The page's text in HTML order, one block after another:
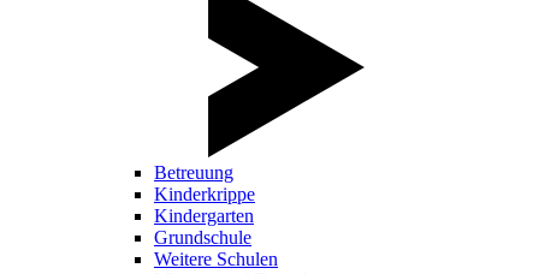
Betreuung
Kinderkrippe
Kindergarten
Grundschule
Weitere Schulen